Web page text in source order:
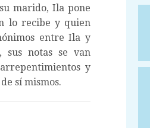
marido, Ila pone
lo recibe y quien
entre Ila y
sus notas se van
y
sí mismos.